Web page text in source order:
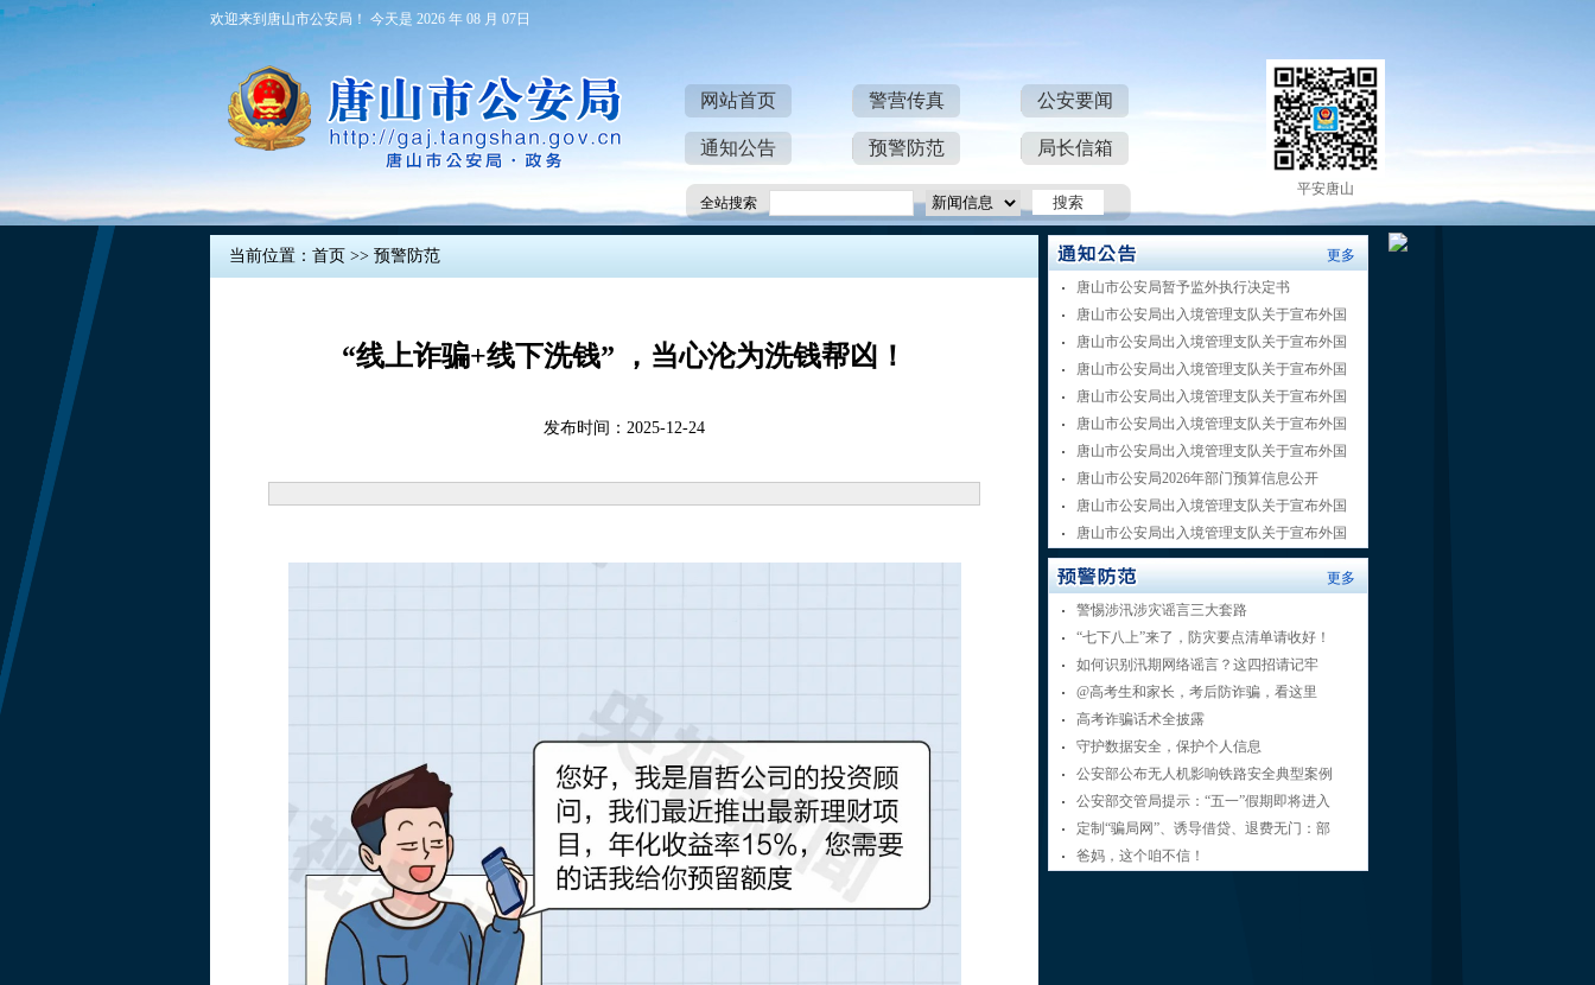
欢迎来到唐山市公安局！ 今天是 2026 年 08 月 07日
网站首页 警营传真 公安要闻
通知公告 预警防范 局长信箱
全站搜索
平安唐山
当前位置： 首页 >> 预警防范
“线上诈骗+线下洗钱” ，当心沦为洗钱帮凶！
发布时间：2025-12-24
更多
唐山市公安局暂予监外执行决定书
唐山市公安局出入境管理支队关于宣布外国
唐山市公安局出入境管理支队关于宣布外国
唐山市公安局出入境管理支队关于宣布外国
唐山市公安局出入境管理支队关于宣布外国
唐山市公安局出入境管理支队关于宣布外国
唐山市公安局出入境管理支队关于宣布外国
唐山市公安局2026年部门预算信息公开
唐山市公安局出入境管理支队关于宣布外国
唐山市公安局出入境管理支队关于宣布外国
更多
警惕涉汛涉灾谣言三大套路
“七下八上”来了，防灾要点清单请收好！
如何识别汛期网络谣言？这四招请记牢
@高考生和家长，考后防诈骗，看这里
高考诈骗话术全披露
守护数据安全，保护个人信息
公安部公布无人机影响铁路安全典型案例
公安部交管局提示：“五一”假期即将进入
定制“骗局网”、诱导借贷、退费无门：部
爸妈，这个咱不信！